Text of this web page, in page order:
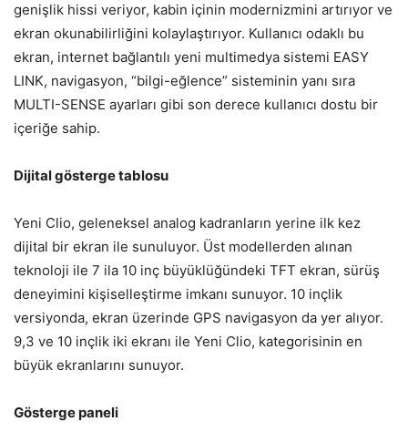
genişlik hissi veriyor, kabin içinin modernizmini artırıyor ve
ekran okunabilirliğini kolaylaştırıyor. Kullanıcı odaklı bu
ekran, internet bağlantılı yeni multimedya sistemi EASY
LINK, navigasyon, “bilgi-eğlence” sisteminin yanı sıra
MULTI-SENSE ayarları gibi son derece kullanıcı dostu bir
içeriğe sahip.
Dijital gösterge tablosu
Yeni Clio, geleneksel analog kadranların yerine ilk kez
dijital bir ekran ile sunuluyor. Üst modellerden alınan
teknoloji ile 7 ila 10 inç büyüklüğündeki TFT ekran, sürüş
deneyimini kişiselleştirme imkanı sunuyor. 10 inçlik
versiyonda, ekran üzerinde GPS navigasyon da yer alıyor.
9,3 ve 10 inçlik iki ekranı ile Yeni Clio, kategorisinin en
büyük ekranlarını sunuyor.
Gösterge paneli